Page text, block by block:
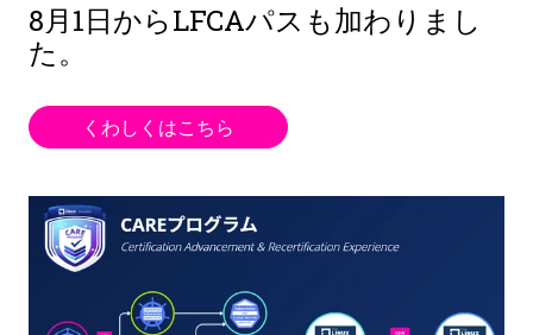
8月1日からLFCAパスも加わりまし
た。
くわしくはこちら